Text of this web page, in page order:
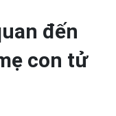
đến
con tử